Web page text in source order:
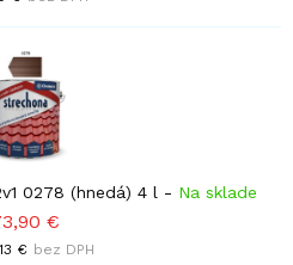
0278 (hnedá) 4 l - Na sklade
€
€ bez DPH